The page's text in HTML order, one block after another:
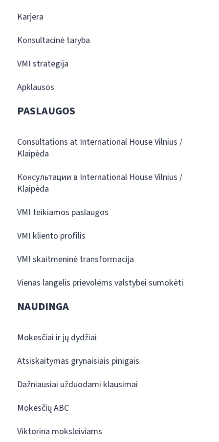
Karjera
Konsultacinė taryba
VMI strategija
Apklausos
PASLAUGOS
Consultations at International House Vilnius /
Klaipėda
Консультации в International House Vilnius /
Klaipėda
VMI teikiamos paslaugos
VMI kliento profilis
VMI skaitmeninė transformacija
Vienas langelis prievolėms valstybei sumokėti
NAUDINGA
Mokesčiai ir jų dydžiai
Atsiskaitymas grynaisiais pinigais
Dažniausiai užduodami klausimai
Mokesčių ABC
Viktorina moksleiviams